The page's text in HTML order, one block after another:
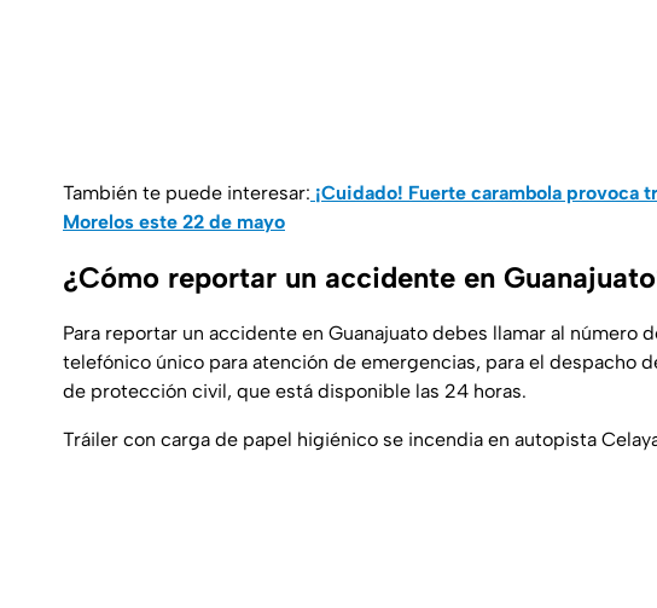
También te puede interesar: ¡Cuidado! Fuerte carambola provoca
Morelos este 22 de mayo
¿Cómo reportar un accidente en
Para reportar un accidente en Guanajuato debes llamar al número
telefónico único para atención de emergencias, para el despacho
de protección civil, que está disponible las 24 horas.
Tráiler con carga de papel higiénico se incendia en autopista